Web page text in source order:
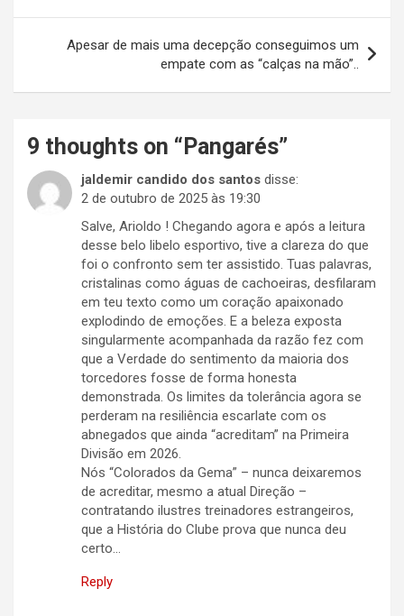
Post
Apesar de mais uma decepção conseguimos um
empate com as “calças na mão”..
9 thoughts on “ Pangarés”
jaldemir candido dos santos disse:
2 de outubro de 2025 às 19:30
Salve, Arioldo ! Chegando agora e após a leitura
desse belo libelo esportivo, tive a clareza do que
foi o confronto sem ter assistido. Tuas palavras,
cristalinas como águas de cachoeiras, desfilaram
em teu texto como um coração apaixonado
explodindo de emoções. E a beleza exposta
singularmente acompanhada da razão fez com
que a Verdade do sentimento da maioria dos
torcedores fosse de forma honesta
demonstrada. Os limites da tolerância agora se
perderam na resiliência escarlate com os
abnegados que ainda “acreditam” na Primeira
Divisão em 2026.
Nós “Colorados da Gema” – nunca deixaremos
de acreditar, mesmo a atual Direção –
contratando ilustres treinadores estrangeiros,
que a História do Clube prova que nunca deu
certo…
Reply